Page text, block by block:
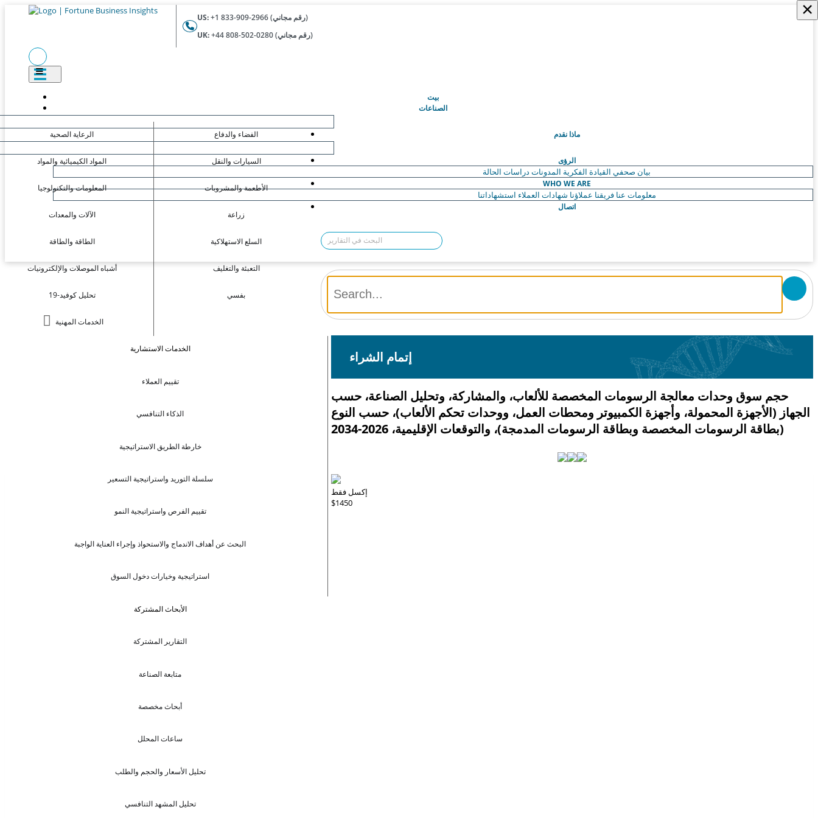
US:
+1 833-909-2966 (رقم مجاني)
UK:
+44 808-502-0280 (رقم مجاني)
بيت
الصناعات
الرعاية الصحية
المواد الكيميائية والمواد
المعلومات والتكنولوجيا
الآلات والمعدات
الطاقة والطاقة
أشباه الموصلات والإلكترونيات
تحليل كوفيد-19
الخدمات المهنية
الفضاء والدفاع
السيارات والنقل
الأطعمة والمشروبات
زراعة
السلع الاستهلاكية
التعبئة والتغليف
بفسي
ماذا نقدم
الخدمات الاستشارية
تقييم العملاء
الذكاء التنافسي
خارطة الطريق الاستراتيجية
سلسلة التوريد واستراتيجية التسعير
تقييم الفرص واستراتيجية النمو
البحث عن أهداف الاندماج والاستحواذ وإجراء العناية الواجبة
استراتيجية وخيارات دخول السوق
الأبحاث المشتركة
التقارير المشتركة
متابعة الصناعة
أبحاث مخصصة
ساعات المحلل
تحليل الأسعار والحجم والطلب
تحليل المشهد التنافسي
الرؤى
بيان صحفي القيادة الفكرية المدونات دراسات الحالة
WHO WE ARE
معلومات عنا فريقنا عملاؤنا شهادات العملاء استشهاداتنا
اتصال
×
إتمام الشراء
حجم سوق وحدات معالجة الرسومات المخصصة للألعاب، والمشاركة، وتحليل الصناعة، حسب
الجهاز (الأجهزة المحمولة، وأجهزة الكمبيوتر ومحطات العمل، ووحدات تحكم الألعاب)، حسب النوع
(بطاقة الرسومات المخصصة وبطاقة الرسومات المدمجة)، والتوقعات الإقليمية، 2026-2034
إكسل فقط
$1450